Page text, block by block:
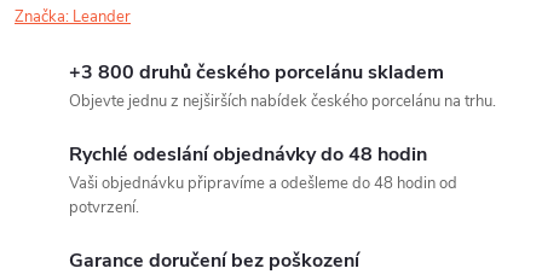
Značka: Leander
+3 800 druhů českého porcelánu skladem
Objevte jednu z nejširších nabídek českého porcelánu na trhu.
Rychlé odeslání objednávky do 48 hodin
Vaši objednávku připravíme a odešleme do 48 hodin od
potvrzení.
Garance doručení bez poškození